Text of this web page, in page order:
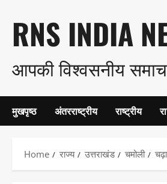
to
content
RNS INDIA
आपकी विश्वसनीय
मुखपृष्ठ अंतरराष्ट्रीय राष्ट्रीय
Home राज्य उत्तराखंड चमोली